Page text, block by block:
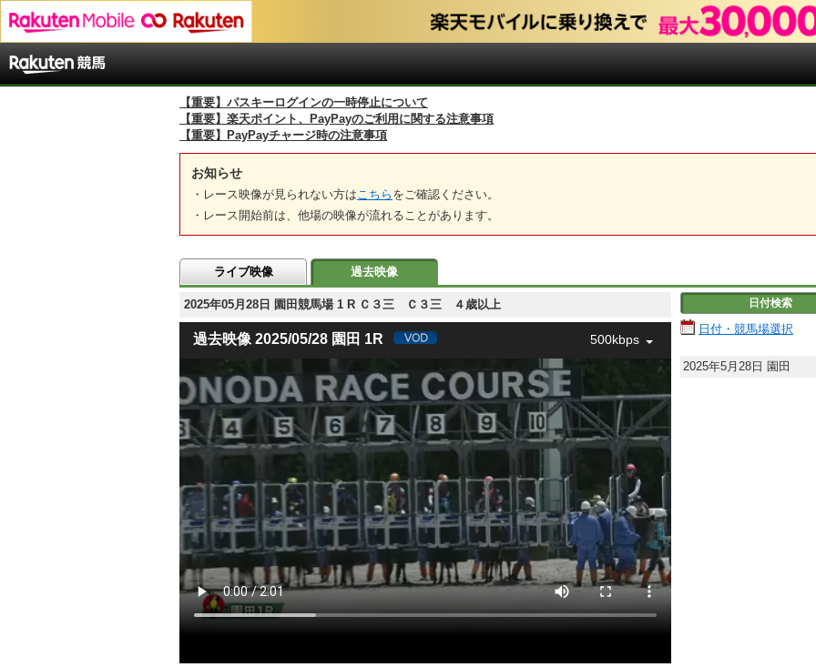
【重要】パスキーログインの一時停止について
【重要】楽天ポイント、PayPayのご利用に関する注意事項
【重要】PayPayチャージ時の注意事項
お知らせ
・レース映像が見られない方は こちら をご確認ください。
・レース開始前は、他場の映像が流れることがあります。
ライブ映像 過去映像
2025年05月28日 園田競馬場 1 R Ｃ３三 Ｃ３三 ４歳以上
過去映像 2025/05/28 園田 1R 500kbps
日付検索
日付・競馬場選択
2025年5月28日 園田